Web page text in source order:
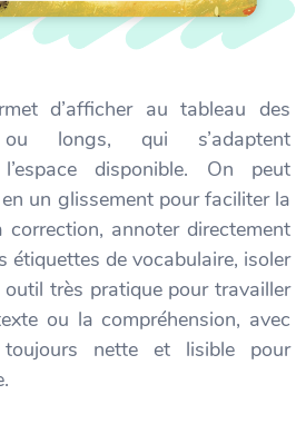
d’afficher au tableau des
longs, qui s’adaptent
disponible. On peut
un glissement pour faciliter la
correction, annoter directement
étiquettes de vocabulaire, isoler
outil très pratique pour travailler
ou la compréhension, avec
nette et lisible pour